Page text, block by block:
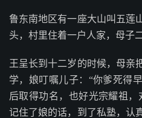
鲁东南地区有一座大山叫五莲
头，村里住着一户人家，母子
王呈长到十二岁的时候，母亲
学，娘叮嘱儿子：“你爹死得
后取得功名，也好光宗耀祖
记住了娘的话，到了私塾，认